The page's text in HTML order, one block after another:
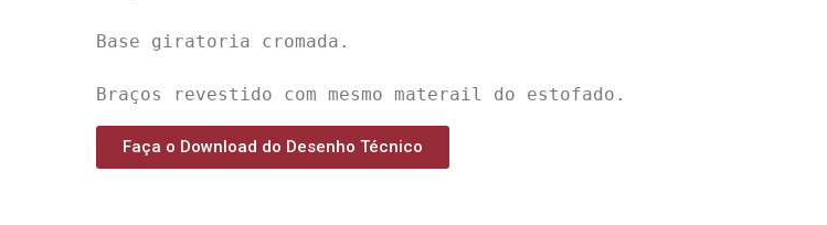
Base giratoria cromada.
Braços revestido com mesmo materail do estofado.
Faça o Download do Desenho Técnico